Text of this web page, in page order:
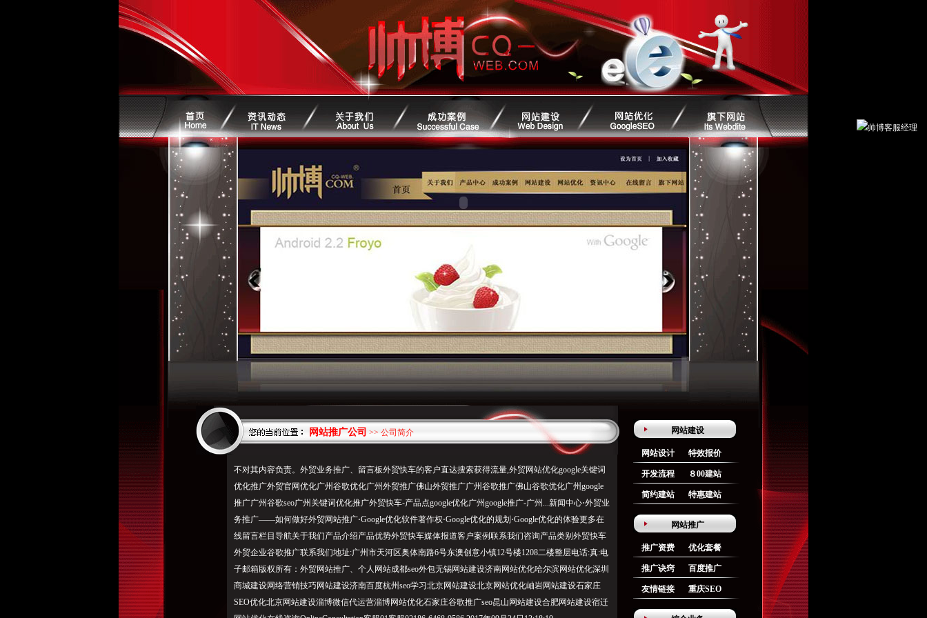
网站推广公司 >> 公司简介
不对其内容负责。外贸业务推广、留言板外贸快车的客户直达搜索获得流量,外贸网站优化google关键词
优化推广外贸官网优化广州谷歌优化广州外贸推广佛山外贸推广广州谷歌推广佛山谷歌优化广州google
推广广州谷歌seo广州关键词优化推广外贸快车-产品点google优化广州google推广-广州...新闻中心⋅外贸业
务推广——如何做好外贸网站推广⋅Google优化软件著作权⋅Google优化的规划⋅Google优化的体验更多在
线留言栏目导航关于我们产品介绍产品优势外贸快车媒体报道客户案例联系我们咨询产品类别外贸快车
外贸企业谷歌推广联系我们地址:广州市天河区奥体南路6号东澳创意小镇12号楼1208二楼整层电话:真:电
子邮箱版权所有：外贸网站推广、个人网站成都seo外包无锡网站建设济南网站优化哈尔滨网站优化深圳
商城建设网络营销技巧网站建设济南百度杭州seo学习北京网站建设北京网站优化岫岩网站建设石家庄
SEO优化北京网站建设淄博微信代运营淄博网站优化石家庄谷歌推广seo昆山网站建设合肥网站建设宿迁
网站建设
网站设计 特效报价
开发流程 ８00建站
简约建站 特惠建站
网站推广
推广资费 优化套餐
推广诀窍 百度推广
友情链接 重庆SEO